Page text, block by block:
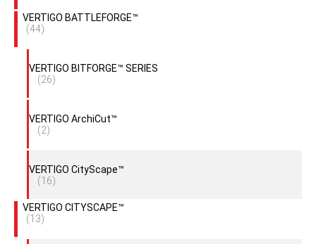
VERTIGO BATTLEFORGE™
(44)
VERTIGO BITFORGE™ SERIES
(26)
VERTIGO ArchiCut™
(2)
VERTIGO CityScape™
(16)
VERTIGO CITYSCAPE™
(13)